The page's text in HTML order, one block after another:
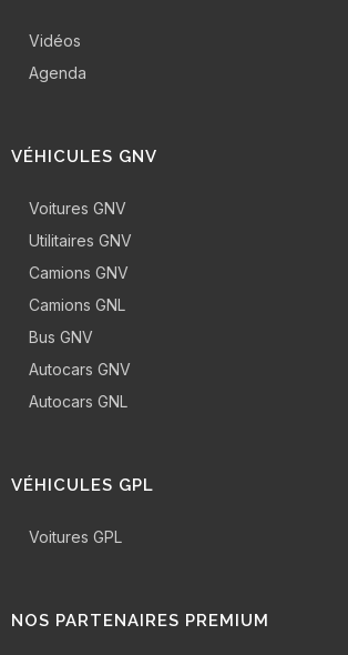
Vidéos
Agenda
VÉHICULES GNV
Voitures GNV
Utilitaires GNV
Camions GNV
Camions GNL
Bus GNV
Autocars GNV
Autocars GNL
VÉHICULES GPL
Voitures GPL
NOS PARTENAIRES PREMIUM